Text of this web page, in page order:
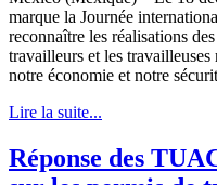
marque la Journée
reconnaître les réalisations
travailleurs et les
notre économie et notre
Lire la suite...
Réponse des